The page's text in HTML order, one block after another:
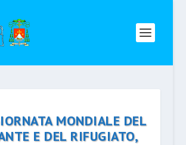
MONDIALE DEL
E DEL RIFUGIATO,